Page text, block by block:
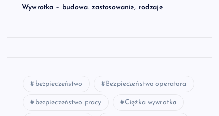
Wywrotka – budowa, zastosowanie, rodzaje
bezpieczeństwo Bezpieczeństwo operatora
bezpieczeństwo pracy Ciężka wywrotka